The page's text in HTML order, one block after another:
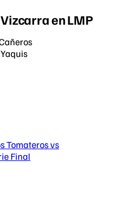
en LMP
Tomateros vs
Final